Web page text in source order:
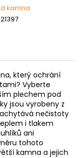
kamna
který ochrání
Vyberte
plechem pod
jsou vyrobeny z
nečistoty
i tlakem
ani
tohoto
kamna a jejich